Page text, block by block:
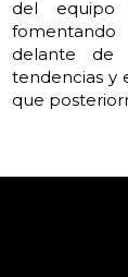
del equipo
delante de
tendencias y
que